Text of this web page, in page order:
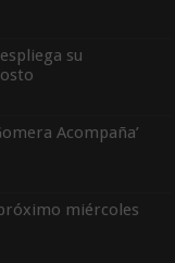
su
Acompaña’
miércoles